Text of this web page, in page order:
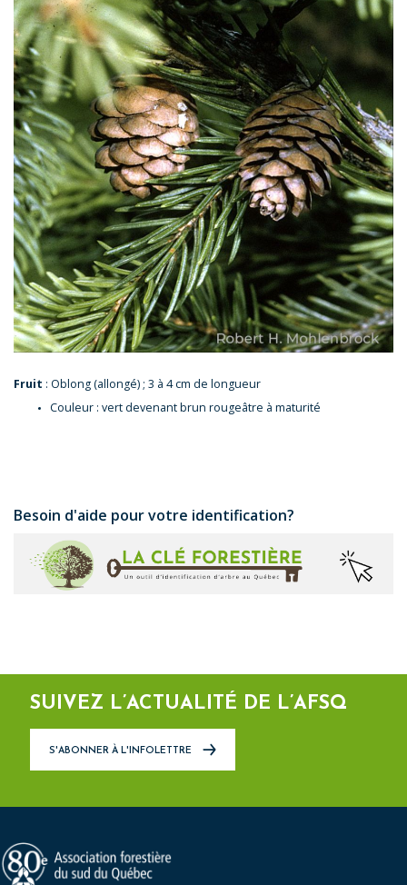
Fruit : Oblong (allongé) ; 3 à 4 cm de longueur
Couleur : vert devenant brun rougeâtre à maturité
Besoin d'aide pour votre identification?
SUIVEZ L’ACTUALITÉ DE L’AFSQ
S'ABONNER À L'INFOLETTRE